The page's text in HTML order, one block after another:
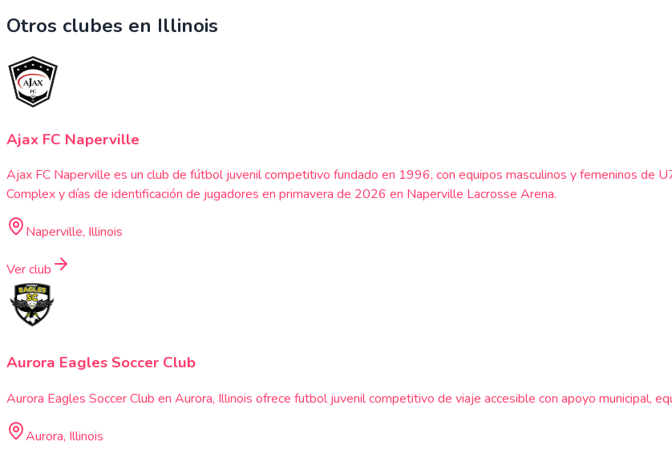
Otros clubes en Illinois
Ajax FC Naperville
Ajax FC Naperville es un club de fútbol juvenil competitivo fundado en 1996, con equipos masculinos y femeninos de
Complex y días de identificación de jugadores en primavera de 2026 en Naperville Lacrosse Arena.
Naperville, Illinois
Ver club
Aurora Eagles Soccer Club
Aurora Eagles Soccer Club en Aurora, Illinois ofrece futbol juvenil competitivo de viaje accesible con apoyo municipal,
Aurora, Illinois